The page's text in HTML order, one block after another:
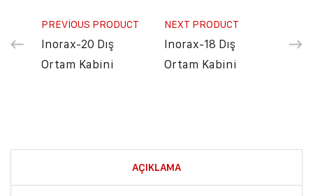
PREVIOUS PRODUCT
Inorax-20 Dış
Ortam Kabini
NEXT PRODUCT
Inorax-18 Dış
Ortam Kabini
AÇIKLAMA